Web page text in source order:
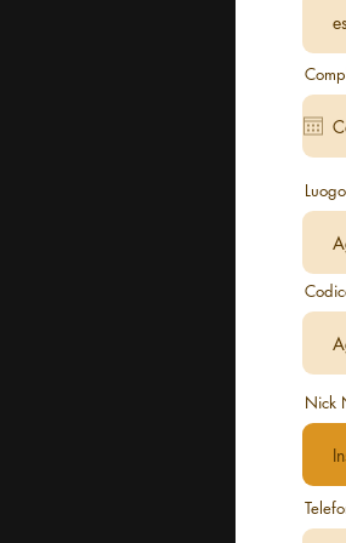
Nick